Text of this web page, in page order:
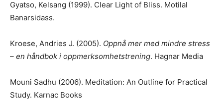
Gyatso, Kelsang (1999). Clear Light of Bliss. Motilal
Banarsidass.
Kroese, Andries J. (2005). Oppnå mer med mindre stress
– en håndbok i oppmerksomhetstrening. Hagnar Media
Mouni Sadhu (2006). Meditation: An Outline for Practical
Study. Karnac Books